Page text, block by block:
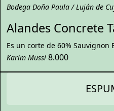
Bodega Doña Paula / Luján de
Alandes Concrete
Es un corte de 60% Sauvignon
Karim Mussi 8.000